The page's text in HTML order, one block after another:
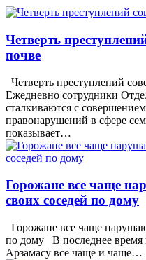
Четверть
почве
Четверть преступлений
Ежедневно сотрудники
сталкиваются с
правонарушений в сфере
показывает…
Горожане все чаще
своих соседей по дому
Горожане все чаще
по дому В последнее
Арзамасу все чаще и чаще…